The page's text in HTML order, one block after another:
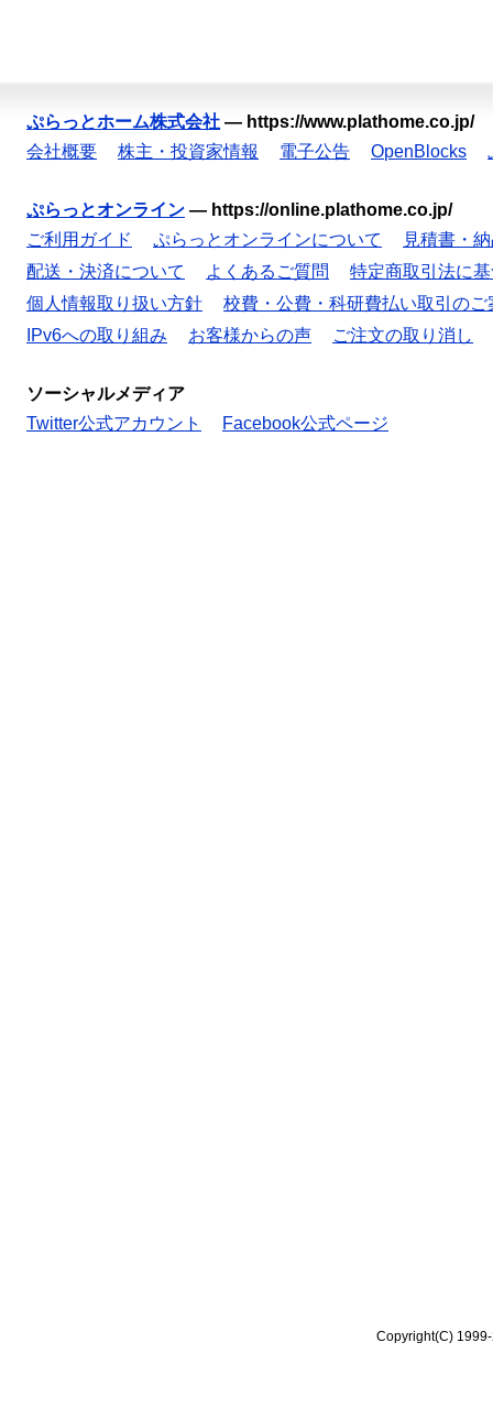
ぷらっとホーム株式会社 — https://www.plathome.co.jp/
会社概要
株主・投資家情報 電子公告 OpenBlocks
ぷらっとオンライン — https://online.plathome.co.jp/
ご利用ガイド
ぷらっとオンラインについて
見積書・
配送・決済について
よくあるご質問
特定商取引法に
個人情報取り扱い方針
校費・公費・科研費払い取引のご
IPv6への取り組み
お客様からの声 ご注文の取り消し
ソーシャルメディア
Twitter公式アカウント
Facebook公式ページ
Copyright(C)